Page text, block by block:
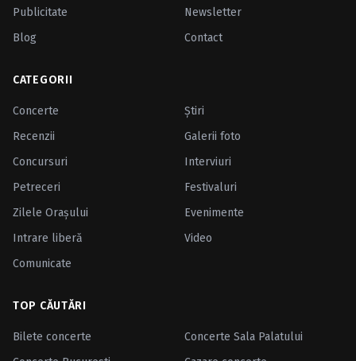
Publicitate
Newsletter
Blog
Contact
CATEGORII
Concerte
Ştiri
Recenzii
Galerii foto
Concursuri
Interviuri
Petreceri
Festivaluri
Zilele Oraşului
Evenimente
Intrare liberă
Video
Comunicate
TOP CĂUTĂRI
Bilete concerte
Concerte Sala Palatului